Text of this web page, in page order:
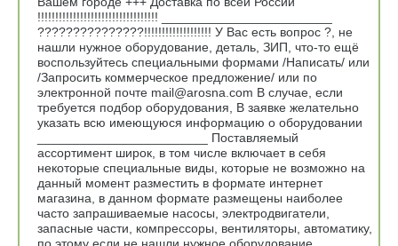
!!!!!!!!!!!!!!!!!!!!!!!!!!!!!!!!!! ________________________
???????????????!!!!!!!!!!!!!!!!!!! У Вас есть вопрос ?, не
нашли нужное оборудование, деталь, ЗИП, что-то ещё
воспользуйтесь специальными формами /Написать/ или
/Запросить коммерческое предложение/ или по
электронной почте mail@arosna.com В случае, если
требуется подбор оборудования, В заявке желательно
указать всю имеющуюся информацию о оборудовании
________________________ Поставляемый
ассортимент широк, в том числе включает в себя
некоторые специальные виды, которые не возможно на
данный момент разместить в формате интернет
магазина, в данном формате размещены наиболее
часто запрашиваемые насосы, электродвигатели,
запасные части, компрессоры, вентиляторы, автоматику,